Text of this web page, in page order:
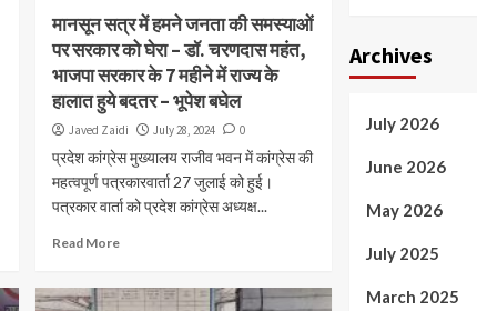
मानसून सत्र में हमने जनता की समस्याओं
पर सरकार को घेरा – डॉ. चरणदास महंत,
भाजपा सरकार के 7 महीने में राज्य के
हालात हुये बदतर – भूपेश बघेल
Javed Zaidi July 28, 2024 0
प्रदेश कांग्रेस मुख्यालय राजीव भवन में कांग्रेस की
महत्वपूर्ण पत्रकारवार्ता 27 जुलाई को हुई।
पत्रकार वार्ता को प्रदेश कांग्रेस अध्यक्ष...
Read More
Archives
July 2026
June 2026
May 2026
July 2025
March 2025